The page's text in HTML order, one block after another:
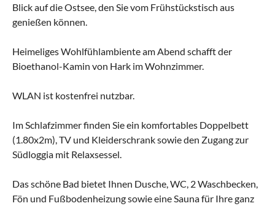
Blick auf die Ostsee, den Sie vom Frühstückstisch aus
genießen können.
Heimeliges Wohlfühlambiente am Abend schafft der
Bioethanol-Kamin von Hark im Wohnzimmer.
WLAN ist kostenfrei nutzbar.
Im Schlafzimmer finden Sie ein komfortables Doppelbett
(1.80x2m), TV und Kleiderschrank sowie den Zugang zur
Südloggia mit Relaxsessel.
Das schöne Bad bietet Ihnen Dusche, WC, 2 Waschbecken,
Fön und Fußbodenheizung sowie eine Sauna für Ihre ganz